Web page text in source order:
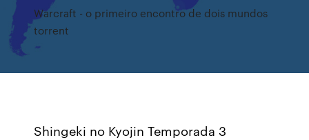
Warcraft - o primeiro encontro de dois mundos
torrent
Shingeki no Kyojin Temporada 3